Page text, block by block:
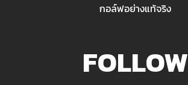
กอล์ฟอย่างแท้จริง
FOLLOW